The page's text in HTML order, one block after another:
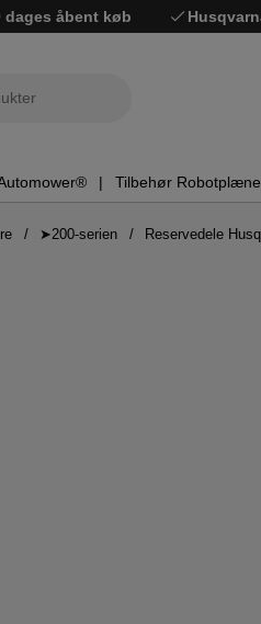
dages åbent køb
Tilbehør
➤200-serien Reservedele